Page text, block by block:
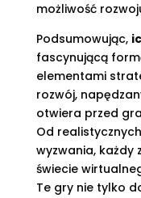
możliwość
Podsumowując,
fascynującą
elementami
rozwój,
otwiera przed
Od
wyzwania, każdy
świecie
Te gry nie tylko